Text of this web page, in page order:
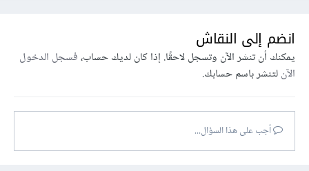
انضم إلى النقاش
يمكنك أن تنشر الآن وتسجل لاحقًا. إذا كان لديك حساب،فسجل الدخول
الآنلتنشر باسم حسابك.
أجب على هذا السؤال...